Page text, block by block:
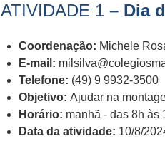
ATIVIDADE 1 – Dia
Coordenação: Michele
E-mail:
Telefone: (49) 9 9932-3500
Objetivo: Ajudar na
Horário: manhã - das 8h às
Data da atividade: 10/8/